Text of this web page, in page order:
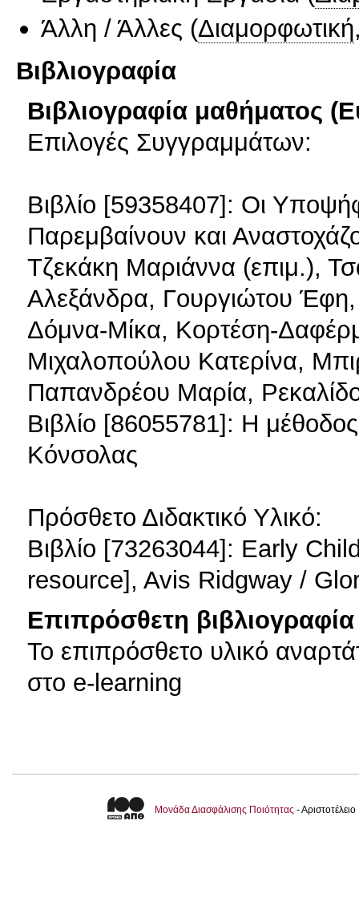
Άλλη / Άλλες (Διαμορφωτική
Βιβλιογραφία
Βιβλιογραφία μαθήματος
Επιλογές Συγγραμμάτων:
Βιβλίο [59358407]: Οι
Παρεμβαίνουν και
Τζεκάκη Μαριάννα (επιμ.),
Αλεξάνδρα, Γουργιώτου
Δόμνα-Μίκα, Κορτέση-
Μιχαλοπούλου Κατερίνα,
Παπανδρέου Μαρία,
Βιβλίο [86055781]: Η
Κόνσολας
Πρόσθετο Διδακτικό Υλικό:
Βιβλίο [73263044]: Early
resource], Avis Ridgway /
Επιπρόσθετη βιβλιογραφία
Το επιπρόσθετο υλικό
στο e-learning
Μονάδα Διασφάλισης Ποιότητας -